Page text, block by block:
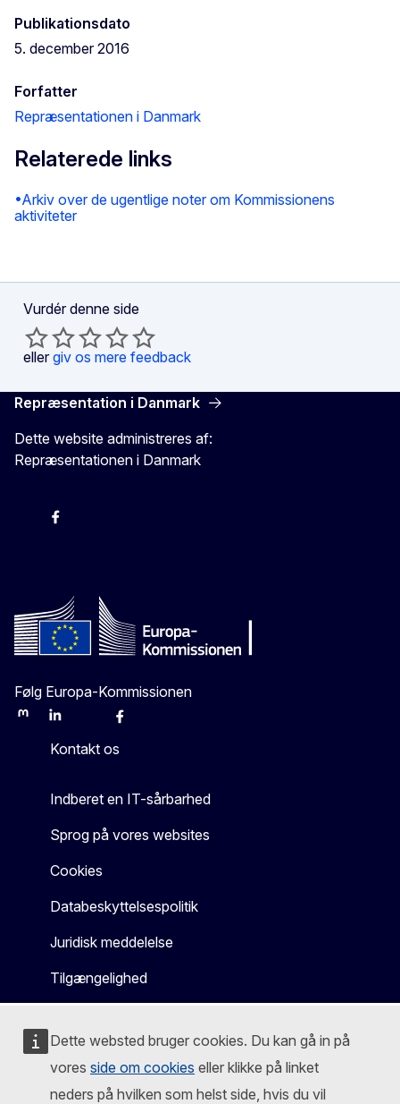
Dette websted bruger cookies. Du kan gå in på
vores side om cookies eller klikke på linket
neders på hvilken som helst side, hvis du vil
Publikationsdato
5. december 2016
Forfatter
Repræsentationen i Danmark
Relaterede links
•Arkiv over de ugentlige noter om Kommissionens
aktiviteter
Vurdér denne side
eller giv os mere feedback
Repræsentation i Danmark
Dette website administreres af:
Repræsentationen i Danmark
Følg Europa-Kommissionen
MastodonLinkedInBlueskyFacebook
Kontakt os
Indberet en IT-sårbarhed
Sprog på vores websites
Cookies
Databeskyttelsespolitik
Juridisk meddelelse
Tilgængelighed